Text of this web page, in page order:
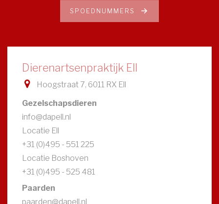
SPOEDNUMMERS
Dierenartsenpraktijk Ell
Hoogstraat 7, 6011 RX Ell
Gezelschapsdieren
info@dapell.nl
Locatie Ell
+31 (0)495 - 551 225
Locatie Boshoven
+31 (0)495 - 525 481
Paarden
paarden@dapell.nl